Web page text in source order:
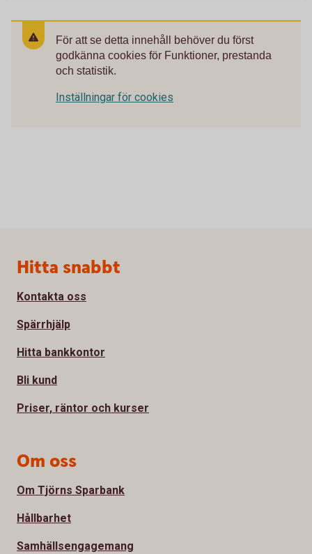
För att se detta innehåll behöver du först
godkänna cookies för Funktioner, prestanda
och statistik.
Inställningar för cookies
Sidfot
Hitta snabbt
Kontakta oss
Spärrhjälp
Hitta bankkontor
Bli kund
Priser, räntor och kurser
Om oss
Om Tjörns Sparbank
Hållbarhet
Samhällsengagemang